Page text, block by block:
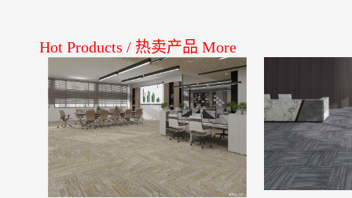
Hot Products / 热卖产品 More